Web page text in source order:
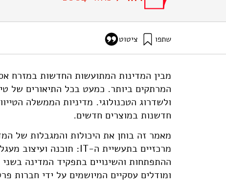
שתפו ציטוט
ברזניץ, ד׳ (2004). חידושים וגבולות הסמכות הממשלית : מחקר ופיתוח ומדיניות תעשייתית בטייוואן בתכנון מעגלים משולבים ותוכנה. (STE-WP-21-2004). מוסד שמואל נאמן.
המרתקים ביותר. כמעט בכל התיאורים של
ולשדרוג הטכנולוגי. מדיניות הממשלה
חדשנות במוצרים חדשים.
מאמר זה בוחן את היכולות והמגבלות של
ההתפתחות והשינויים בתפקיד המדינה
ומודלים עסקיים המיושמים על ידי חברות